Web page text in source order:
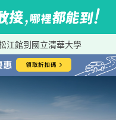
江館到國立清華大學